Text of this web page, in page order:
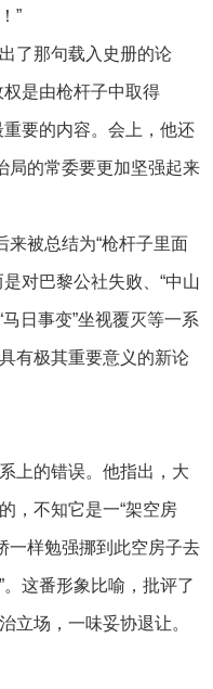
”
了那句载入史册的论
权是由枪杆子中取得
要的内容。会上，他还
局的常委要更加坚强起来
来被总结为“枪杆子里面
对巴黎公社失败、“中山
马日事变”坐视覆灭等一系
有极其重要意义的新论
上的错误。他指出，大
，不知它是一“架空房
一样勉强挪到此空房子去
这番形象比喻，批评了
立场，一味妥协退让。